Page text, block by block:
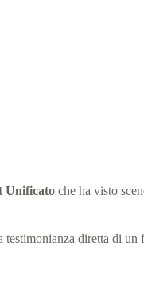
Unificato che ha visto
diretta di